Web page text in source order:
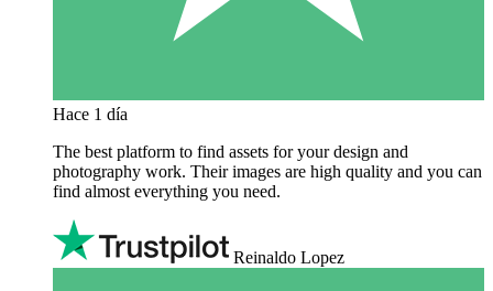
Hace 1 día
The best platform to find assets for your design and
photography work. Their images are high quality and you can
find almost everything you need.
Reinaldo Lopez